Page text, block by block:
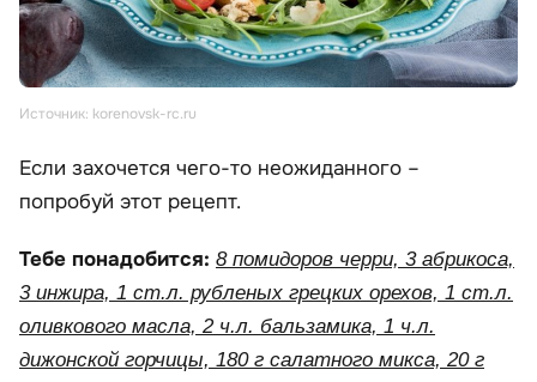
Источник: korenovsk-rc.ru
Если захочется чего-то неожиданного –
попробуй этот рецепт.
Тебе понадобится: 8 помидоров черри, 3 абрикоса,
3 инжира, 1 ст.л. рубленых грецких орехов, 1 ст.л.
оливкового масла, 2 ч.л. бальзамика, 1 ч.л.
дижонской горчицы, 180 г салатного микса, 20 г